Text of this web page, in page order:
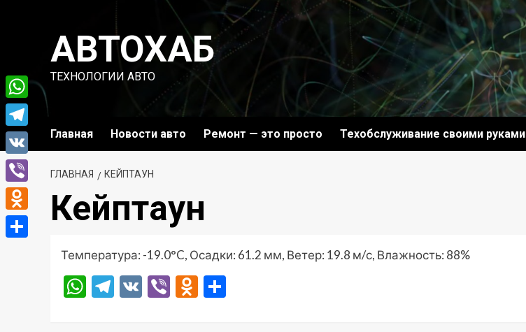
содержимомуАВТОХАБ
ТЕХНОЛОГИИ АВТО
Главная Новости авто Ремонт — это просто Техобслуживание своими руками
ГЛАВНАЯ КЕЙПТАУН
Кейптаун
Температура: -19.0°C, Осадки: 61.2 мм, Ветер: 19.8 м/с, Влажность: 88%
WhatsApp
Telegram
VK ViberOdnoklassniki
WhatsApp
Telegram
VK
Viber
Odnoklassniki
Отправить